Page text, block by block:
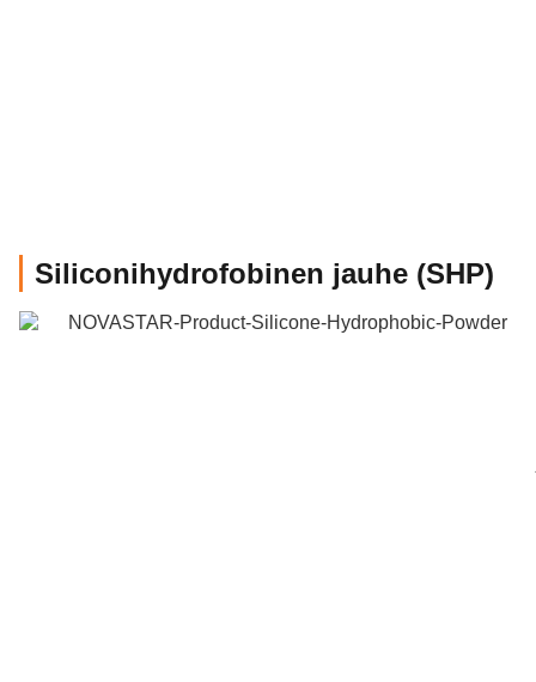
Siliconihydrofobinen jauhe (SHP)